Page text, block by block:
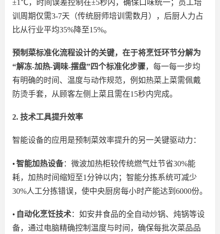
±1℃，时间误差控制在±5秒内，确保口味统一；员工培
训周期仅需3-7天（传统厨师培训 需数月），后厨人力占
比从行业平均35%降至15%。
预制菜标准化流程设计的关键，在于将烹饪环节分解为
“解冻-加热-调味-摆盘”四个标准化步骤，每一每一步均
有明确的时间、温度与动作规范，例如热菜上菜需佩戴
防烫手套，从顾客左侧上菜且需在15秒内完成。
2. 技术工具提升效率
智能设备的应用是预制菜效率提升的另一关键驱动力：
•智能加热设备：微波加热柜较传统燃气灶节省30%能
耗，加热时间缩短至1分钟以内；智能分拣系统可减少
30%人工分拣错误，使中央厨房每小时产能达到6000份。
• 自动化烹饪技术：如安井食品的全自动炒锅、炖锅等设
备， 通过电脑精确控制 温度与时间 ，确保每批次菜品品